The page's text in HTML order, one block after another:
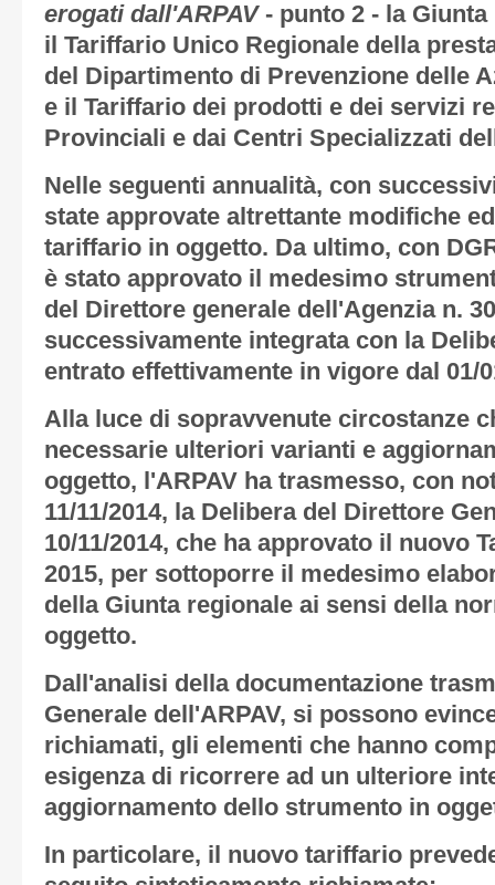
erogati dall'ARPAV- punto 2 - la Giunta
il Tariffario Unico Regionale della
del Dipartimento di Prevenzione delle
e il Tariffario dei prodotti e dei servizi
Provinciali e dai Centri Specializzati
Nelle seguenti annualità, con
state approvate altrettante modifiche
tariffario in oggetto. Da ultimo, con
è stato approvato il medesimo
del Direttore generale dell'Agenzia n.
successivamente integrata con la
entrato effettivamente in vigore dal 01/
Alla luce di sopravvenute circostanze
necessarie ulteriori varianti e
oggetto, l'ARPAV ha trasmesso, con
11/11/2014, la Delibera del Direttore
10/11/2014, che ha approvato il nuovo
2015, per sottoporre il medesimo
della Giunta regionale ai sensi della
oggetto.
Dall'analisi della documentazione
Generale dell'ARPAV, si possono
richiamati, gli elementi che hanno
esigenza di ricorrere ad un ulteriore
aggiornamento dello strumento in
In particolare, il nuovo tariffario